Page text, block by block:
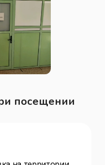
посещении